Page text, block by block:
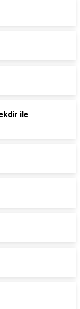
ile